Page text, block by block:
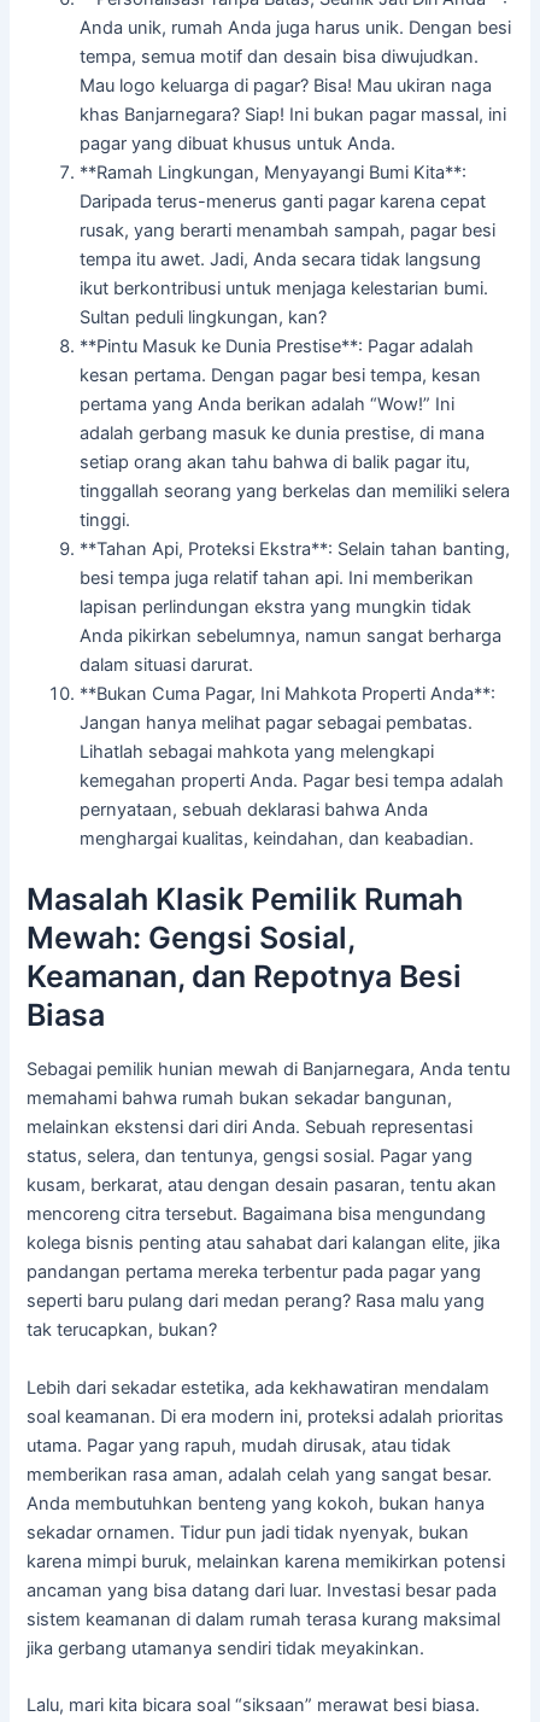
Anda unik, rumah Anda juga harus unik. Dengan besi
tempa, semua motif dan desain bisa diwujudkan.
Mau logo keluarga di pagar? Bisa! Mau ukiran naga
khas Banjarnegara? Siap! Ini bukan pagar massal, ini
pagar yang dibuat khusus untuk Anda.
**Ramah Lingkungan, Menyayangi Bumi Kita**:
Daripada terus-menerus ganti pagar karena cepat
rusak, yang berarti menambah sampah, pagar besi
tempa itu awet. Jadi, Anda secara tidak langsung
ikut berkontribusi untuk menjaga kelestarian bumi.
Sultan peduli lingkungan, kan?
**Pintu Masuk ke Dunia Prestise**: Pagar adalah
kesan pertama. Dengan pagar besi tempa, kesan
pertama yang Anda berikan adalah “Wow!” Ini
adalah gerbang masuk ke dunia prestise, di mana
setiap orang akan tahu bahwa di balik pagar itu,
tinggallah seorang yang berkelas dan memiliki selera
tinggi.
**Tahan Api, Proteksi Ekstra**: Selain tahan banting,
besi tempa juga relatif tahan api. Ini memberikan
lapisan perlindungan ekstra yang mungkin tidak
Anda pikirkan sebelumnya, namun sangat berharga
dalam situasi darurat.
**Bukan Cuma Pagar, Ini Mahkota Properti Anda**:
Jangan hanya melihat pagar sebagai pembatas.
Lihatlah sebagai mahkota yang melengkapi
kemegahan properti Anda. Pagar besi tempa adalah
pernyataan, sebuah deklarasi bahwa Anda
menghargai kualitas, keindahan, dan keabadian.
Masalah Klasik Pemilik Rumah
Mewah: Gengsi Sosial,
Keamanan, dan Repotnya Besi
Biasa
Sebagai pemilik hunian mewah di Banjarnegara, Anda tentu
memahami bahwa rumah bukan sekadar bangunan,
melainkan ekstensi dari diri Anda. Sebuah representasi
status, selera, dan tentunya, gengsi sosial. Pagar yang
kusam, berkarat, atau dengan desain pasaran, tentu akan
mencoreng citra tersebut. Bagaimana bisa mengundang
kolega bisnis penting atau sahabat dari kalangan elite, jika
pandangan pertama mereka terbentur pada pagar yang
seperti baru pulang dari medan perang? Rasa malu yang
tak terucapkan, bukan?
Lebih dari sekadar estetika, ada kekhawatiran mendalam
soal keamanan. Di era modern ini, proteksi adalah prioritas
utama. Pagar yang rapuh, mudah dirusak, atau tidak
memberikan rasa aman, adalah celah yang sangat besar.
Anda membutuhkan benteng yang kokoh, bukan hanya
sekadar ornamen. Tidur pun jadi tidak nyenyak, bukan
karena mimpi buruk, melainkan karena memikirkan potensi
ancaman yang bisa datang dari luar. Investasi besar pada
sistem keamanan di dalam rumah terasa kurang maksimal
jika gerbang utamanya sendiri tidak meyakinkan.
Lalu, mari kita bicara soal “siksaan” merawat besi biasa.